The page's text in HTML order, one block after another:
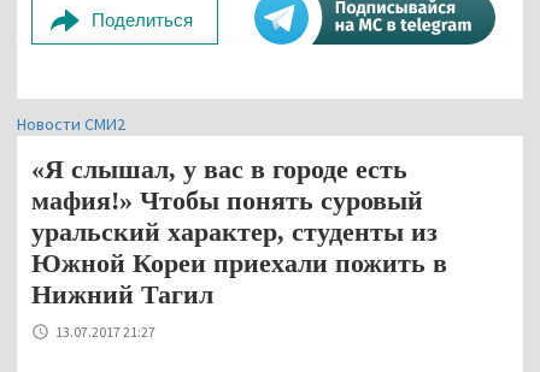
Поделиться
Новости СМИ2
«Я слышал, у вас в городе есть
мафия!» Чтобы понять суровый
уральский характер, студенты из
Южной Кореи приехали пожить в
Нижний Тагил
13.07.2017 21:27